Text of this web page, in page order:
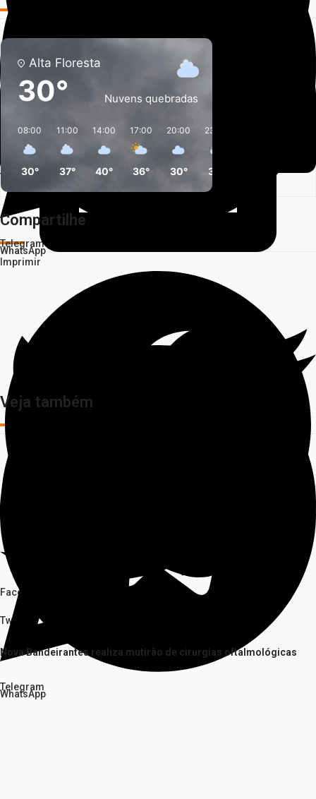
Facebook
Twitter
WhatsApp
Telegram
Imprimir
Alta Floresta
30° Nuvens quebradas
08:00
30°
11:00
37°
14:00
40°
17:00
36°
20:00
30°
23:00
30° 24°
Compartilhe
Facebook
Twitter
WhatsApp
Telegram
Veja também
Nova Bandeirantes realiza mutirão de cirurgias oftalmológicas